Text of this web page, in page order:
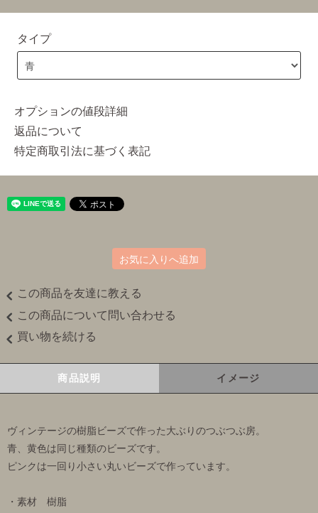
タイプ
オプションの値段詳細
返品について
特定商取引法に基づく表記
お気に入りへ追加
この商品を友達に教える
この商品について問い合わせる
買い物を続ける
商品説明 イメージ
ヴィンテージの樹脂ビーズで作った大ぶりのつぶつぶ房。
青、黄色は同じ種類のビーズです。
ピンクは一回り小さい丸いビーズで作っています。
・素材 樹脂